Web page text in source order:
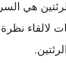
هي
لالقاء